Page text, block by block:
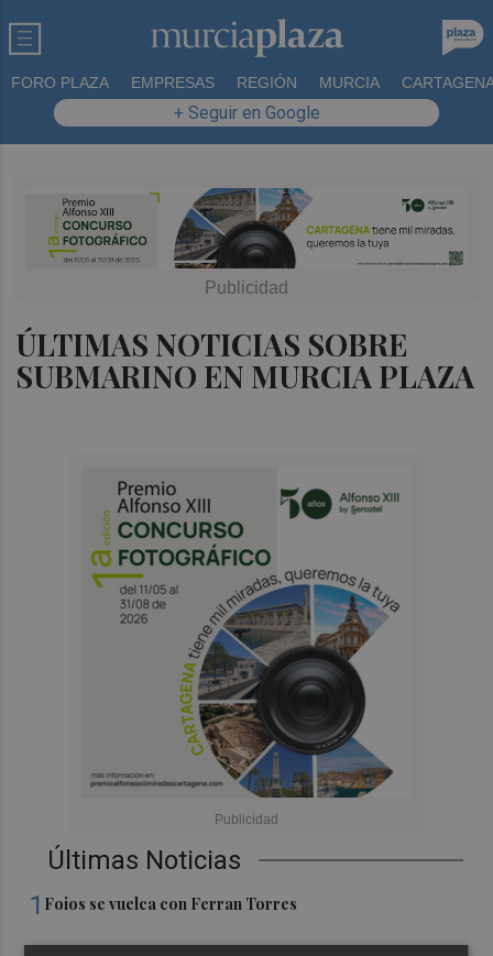
FORO PLAZA EMPRESAS REGIÓN MURCIA
+ Seguir en Google
ÚLTIMAS NOTICIAS SOBRE
SUBMARINO EN MURCIA PLAZA
Últimas Noticias
1 Foios se vuelca con Ferran Torres